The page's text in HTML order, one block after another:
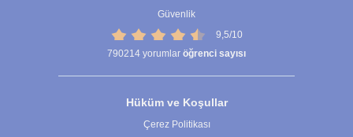
Güvenlik
9,5/10
790214 yorumlar öğrenci sayısı
Hüküm ve Koşullar
Çerez Politikası